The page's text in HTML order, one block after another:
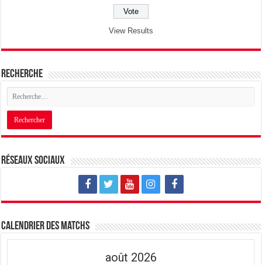
View Results
Recherche
Réseaux sociaux
Calendrier des matchs
août 2026